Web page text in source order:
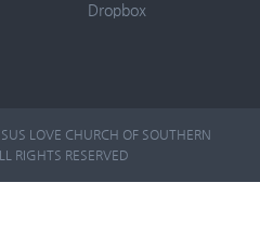
Dropbox
LOVE CHURCH OF SOUTHERN
RIGHTS RESERVED